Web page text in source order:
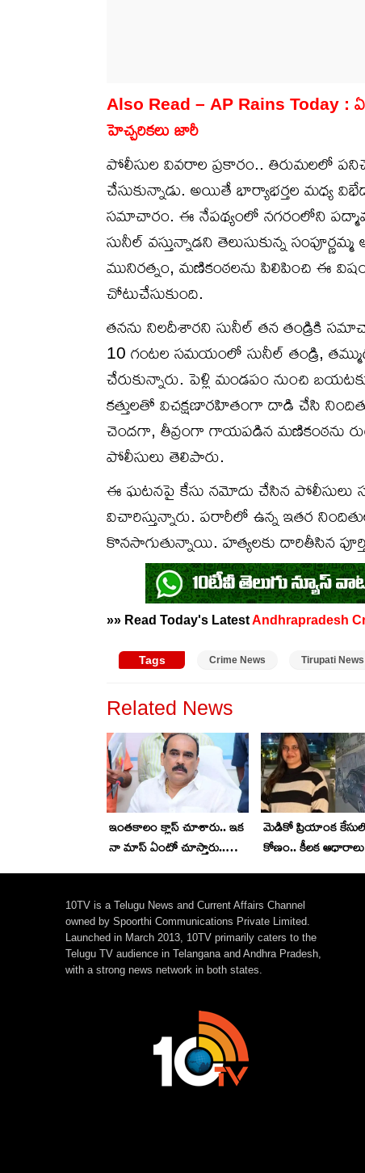
Also Read – AP Rains Today :
హెచ్చరికలు జారీ
పోలీసుల వివరాల ప్రకారం.. తిరుమలలో
చేసుకున్నాడు. అయితే భార్యాభర్తల మధ్య
సమాచారం. ఈ నేపథ్యంలో నగరంలోని
సునీల్ వస్తున్నాడని తెలుసుకున్న
మునిరత్నం, మణికంఠలను పిలిపించి ఈ
చోటుచేసుకుంది.
తనను నిలదీశారని సునీల్ తన తండ్రికి
10 గంటల సమయంలో సునీల్ తండ్రి,
చేరుకున్నారు. పెళ్లి మండపం నుంచి
కత్తులతో విచక్షణారహితంగా దాడి చేసి
చెందగా, తీవ్రంగా గాయపడిన మణికంఠను
పోలీసులు తెలిపారు.
ఈ ఘటనపై కేసు నమోదు చేసిన పోలీసులు
విచారిస్తున్నారు. పరారీలో ఉన్న ఇతర
కొనసాగుతున్నాయి. హత్యలకు దారితీసిన
»» Read Today's LatestAndhrapradesh
Tags Crime News Tirupati News
Related News
ఇంతకాలం క్లాస్ చూశారు.. ఇక
నా మాస్‌ ఏంటో చూస్తారు..
మెడికో ప్రియాంక
కోణం.. కీలక ఆధారాలు
10TV is a Telugu News and Current Affairs Channel
owned by Spoorthi Communications Private Limited.
Launched in March 2013, 10TV primarily caters to the
Telugu TV audience in Telangana and Andhra Pradesh,
with a strong news network in both states.